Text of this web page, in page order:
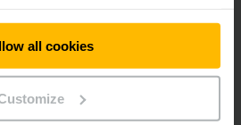
all cookies
representa um grande passo na
carbono. Acompanhe Farid em seu
enquanto ele realiza seu trabalho
diário.